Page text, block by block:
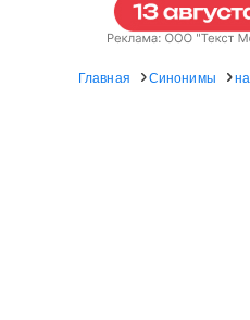
Главная Синонимы на